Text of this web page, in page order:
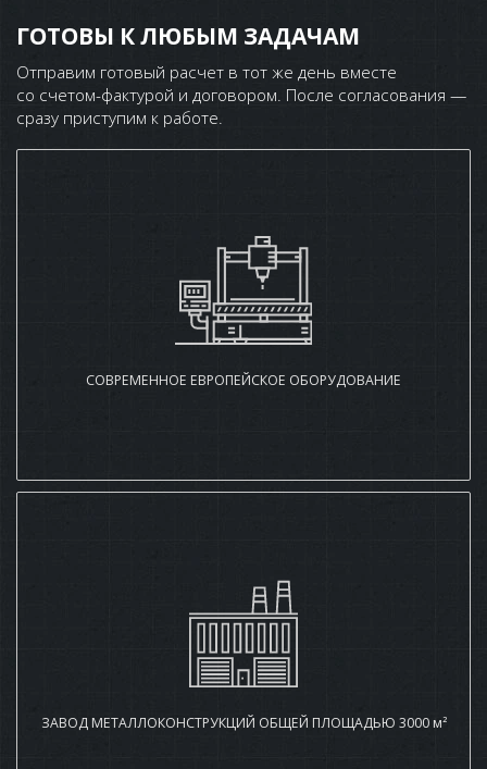
ГОТОВЫ К ЛЮБЫМ ЗАДАЧАМ
Отправим готовый расчет в тот же день вместе
со счетом-фактурой и договором. После согласования —
сразу приступим к работе.
СОВРЕМЕННОЕ ЕВРОПЕЙСКОЕ ОБОРУДОВАНИЕ
ЗАВОД МЕТАЛЛОКОНСТРУКЦИЙ ОБЩЕЙ ПЛОЩАДЬЮ 3000 м²